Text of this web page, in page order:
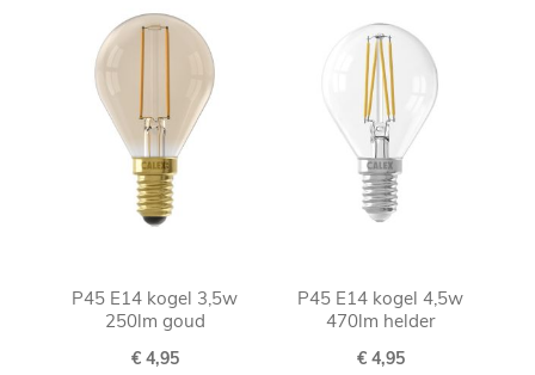
P45 E14 kogel 3,5w
250lm goud
€ 4,95
P45 E14 kogel 4,5w
470lm helder
€ 4,95